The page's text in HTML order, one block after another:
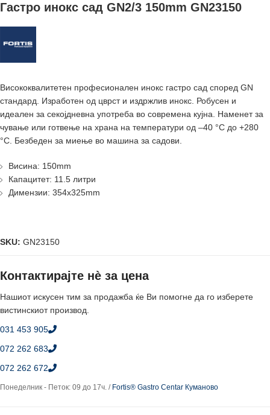
Гастро инокс сад GN2/3 150mm GN23150
Висококвалитетен професионален инокс гастро сад според GN
стандард. Изработен од цврст и издржлив инокс. Робусен и
идеален за секојдневна употреба во современа кујна. Наменет за
чување или готвење на храна на температури од –40 °C до +280
°C. Безбеден за миење во машина за садови.
Висина: 150mm
Капацитет: 11.5 литри
Димензии: 354x325mm
SKU: GN23150
Контактирајте нè за цена
Нашиот искусен тим за продажба ќе Ви помогне да го изберете
вистинскиот производ.
031 453 905
072 262 683
072 262 672
Понеделник - Петок: 09 до 17ч. / Fortis® Gastro Centar Куманово